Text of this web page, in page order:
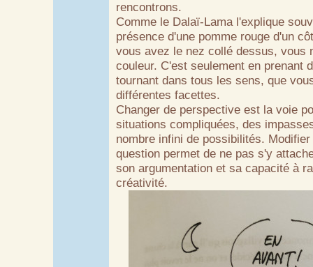
rencontrons.
Comme le Dalaï-Lama l'explique
présence d'une pomme rouge d'un
vous avez le nez collé dessus, vous
couleur. C'est seulement en prenant
tournant dans tous les sens, que
différentes facettes.
Changer de perspective est la voie
situations compliquées, des
nombre infini de possibilités.
question permet de ne pas s'y
son argumentation et sa capacité à
créativité.